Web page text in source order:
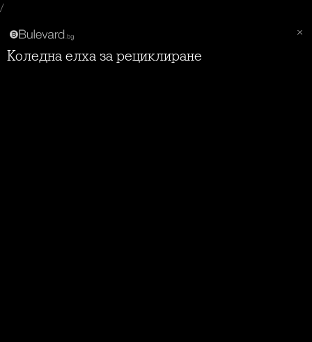
/
Коледна елха за рециклиране